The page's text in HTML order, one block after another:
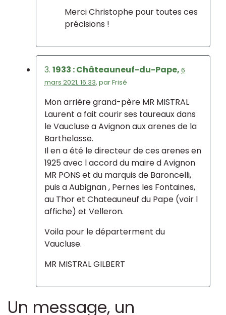
Merci Christophe pour toutes ces
précisions !
3. 1933 : Châteauneuf-du-Pape, 6
mars 2021, 16:33, parFrisé
Mon arrière grand-père MR MISTRAL
Laurent a fait courir ses taureaux dans
le Vaucluse a Avignon aux arenes de la
Barthelasse.
Il en a été le directeur de ces arenes en
1925 avec l accord du maire d Avignon
MR PONS et du marquis de Baroncelli,
puis a Aubignan , Pernes les Fontaines,
au Thor et Chateauneuf du Pape (voir l
affiche) et Velleron.
Voila pour le départerment du
Vaucluse.
MR MISTRAL GILBERT
Un message, un